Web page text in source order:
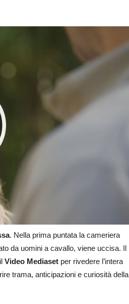
. Nella prima puntata la cameriera
da uomini a cavallo, viene uccisa. Il
Video Mediaset per rivedere l’intera
trama, anticipazioni e curiosità della